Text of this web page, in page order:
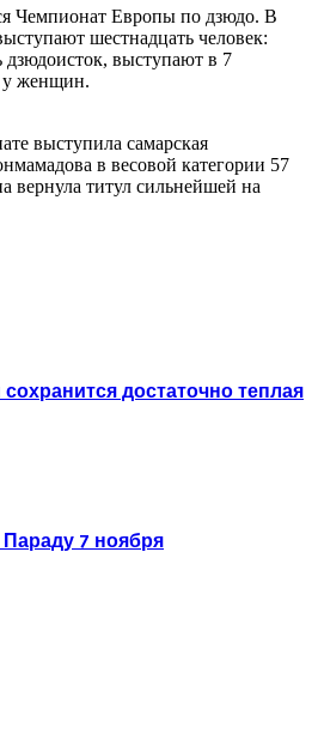
Чемпионат Европы по дзюдо. В
шестнадцать человек:
дзюдоисток, выступают в 7
у женщин.
выступила самарская
в весовой категории 57
вернула титул сильнейшей на
достаточно теплая
7 ноября